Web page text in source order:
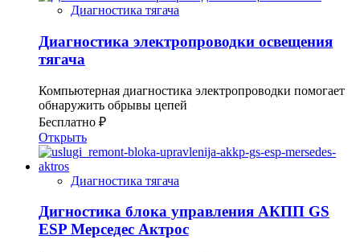
Диагностика тягача
Диагностика электропроводки освещения
тягача
Компьютерная диагностика электропроводки помогает
обнаружить обрывы цепей
Бесплатно ₽
Открыть
Диагностика тягача
Дигностика блока управления АКПП GS
ESP Мерседес Актрос